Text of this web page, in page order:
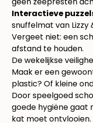
Interactieve
snuffelmat van Lizzy
Vergeet niet: een
afstand te houden.
De wekelijkse
Maak er een
plastic? Of kleine
Door speelgoed
goede hygiëne gaat
kat moet ontvlooien.